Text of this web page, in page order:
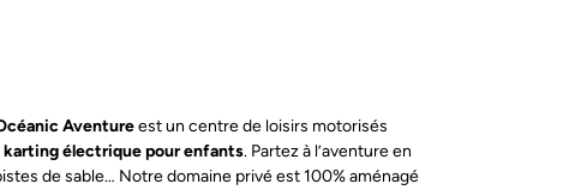
Aventureest un centre de loisirs motorisés
karting électrique pour enfants. Partez à l’aventure en
de sable… Notre domaine privé est 100% aménagé